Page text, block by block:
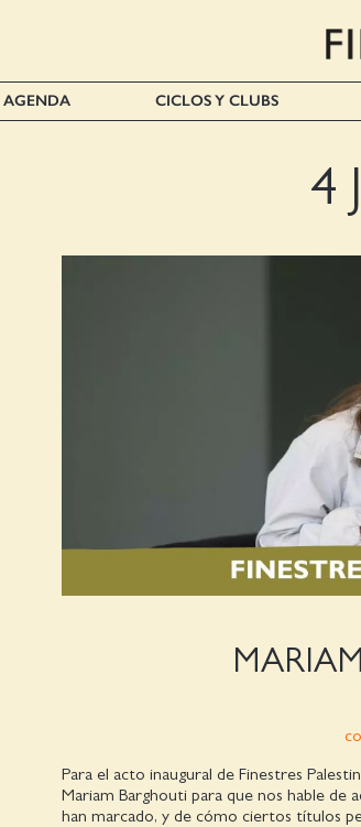
AGENDA CICLOS Y CLUBS
4
Para el acto inaugural de Finestres
Mariam Barghouti para que nos hable de
han marcado, y de cómo ciertos títulos